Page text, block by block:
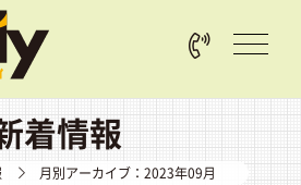
着情報
月別アーカイブ：2023年09月